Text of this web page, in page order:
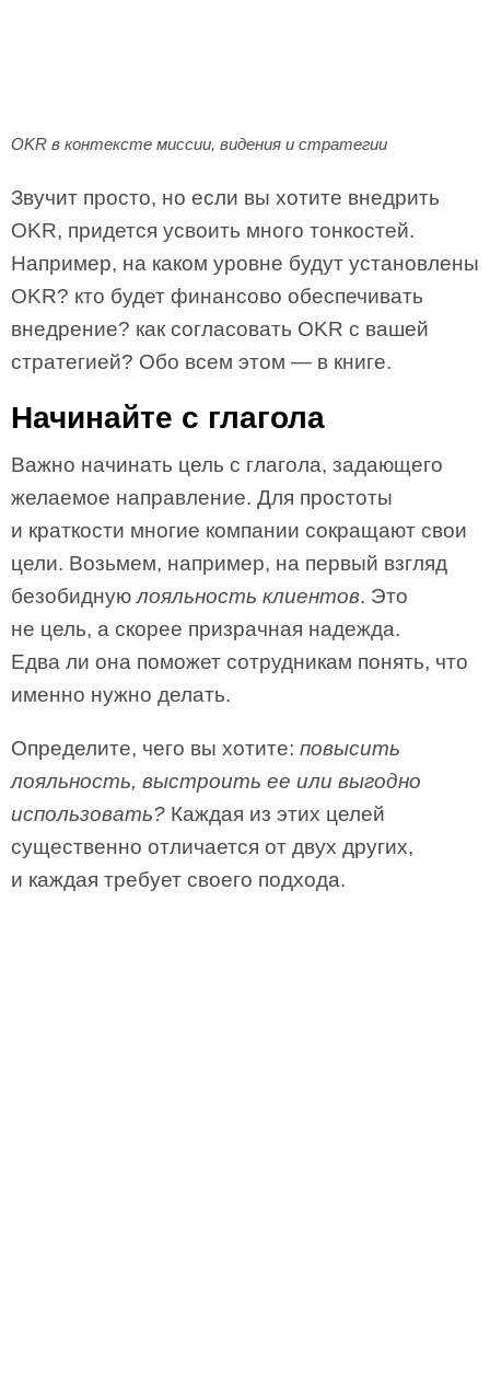
OKR в контексте миссии, видения и стратегии
Звучит просто, но если вы хотите внедрить
OKR, придется усвоить много тонкостей.
Например, на каком уровне будут установлены
OKR? кто будет финансово обеспечивать
внедрение? как согласовать OKR с вашей
стратегией? Обо всем этом — в книге.
Начинайте с глагола
Важно начинать цель с глагола, задающего
желаемое направление. Для простоты
и краткости многие компании сокращают свои
цели. Возьмем, например, на первый взгляд
безобиднуюлояльность клиентов. Это
не цель, а скорее призрачная надежда.
Едва ли она поможет сотрудникам понять, что
именно нужно делать.
Определите, чего вы хотите: повысить
лояльность, выстроить ее или выгодно
использовать? Каждая из этих целей
существенно отличается от двух других,
и каждая требует своего подхода.